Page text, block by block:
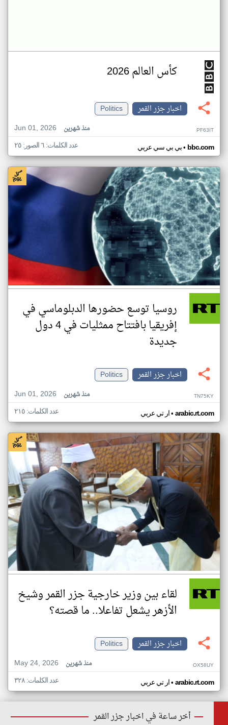
كأس العالم 2026
اخبار جزر القمر
Politics
Jun 01, 2026
منذ شهرين PF63IT
بي بي سي عربي• bbc.com عدد الكلمات: ٦ الصور: ٢٥
روسيا توسع حضورها الدبلوماسي في
إفريقيا بافتتاح ممثليات في 4 دول
جديدة
اخبار جزر القمر
Politics
Jun 01, 2026
منذ شهرين TN75KY
ار تي عربي• arabic.rt.com عدد الكلمات: ٢١٥
لقاء بين وزير خارجية جزر القمر وشيخ
الأزهر يشعل تفاعلا.. ما قصته؟
اخبار جزر القمر
Politics
May 24, 2026
منذ شهرين OX58UY
ار تي عربي• arabic.rt.com عدد الكلمات: ٣٢٨
أخر ساعة في اخبار جزر القمر